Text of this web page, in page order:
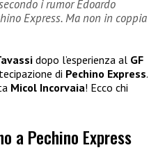
i rumor Edoardo
Express. Ma non in coppia
dopo l’esperienza al GF
di Pechino Express.
Micol Incorvaia! Ecco chi
a Pechino Express